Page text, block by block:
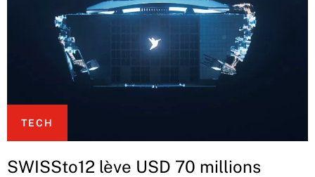
TECH
SWISSto12 lève USD 70 millions